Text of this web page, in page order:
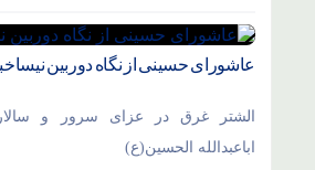
عاشورای حسینی از نگاه دوربین
الشتر غرق در عزای سرور و
اباعبدالله الحسین(ع)